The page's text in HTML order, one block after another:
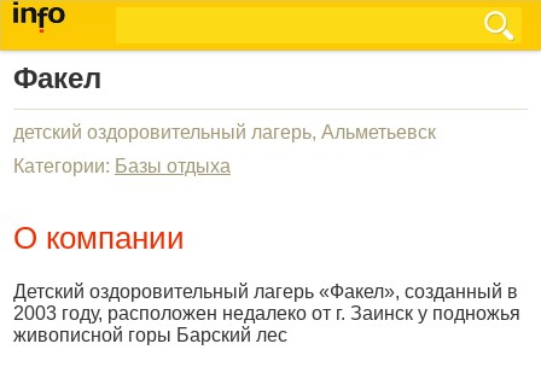
Факел
детский оздоровительный лагерь, Альметьевск
Категории: Базы отдыха
О компании
Детский оздоровительный лагерь «Факел», созданный в
2003 году, расположен недалеко от г. Заинск у подножья
живописной горы Барский лес